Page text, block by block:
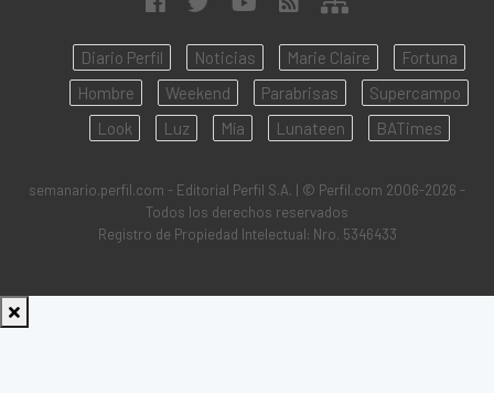
Diario Perfil Noticias Marie Claire
Fortuna
Hombre
Weekend Parabrisas
Supercampo
Look
Luz Mía Lunateen BATimes
semanario.perfil.com - Editorial Perfil S.A. | © Perfil.com 2006-2026 -
Todos los derechos reservados
Registro de Propiedad Intelectual: Nro. 5346433